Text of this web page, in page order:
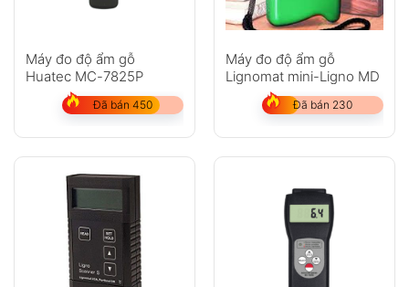
Máy đo độ ẩm gỗ
Huatec MC-7825P
Đã bán 450
Máy đo độ ẩm gỗ
Lignomat mini-Ligno MD
Đã bán 230